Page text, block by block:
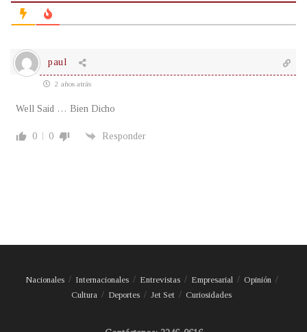
paul
2 años atrás
Well Said … Bien Dicho
0 0 Responder
Nacionales Internacionales Entrevistas Empresarial
Opinión
Cultura
Deportes Jet Set Curiosidades